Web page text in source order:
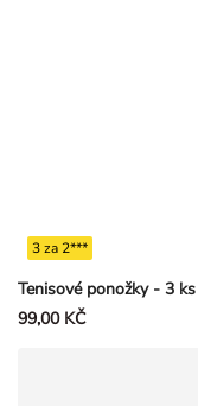
3 za 2***
99,00 KČ